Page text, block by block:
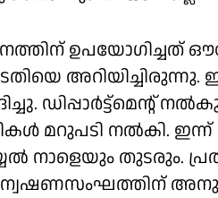
ഉപയോഗിച്ചത്
ഡിപ്പാർട്ട്മെൻ്റ്
മറുപടി നൽകി.
നാളെയും തുടരും.